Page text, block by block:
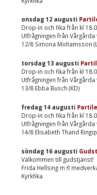
onsdag 12 augusti
Drop-in och fika från kl
Utfrågningen från
12/8 Simona Mohamsson
torsdag 13 augusti
Drop-in och fika från kl
Utfrågningen från
13/8 Ebba Busch (KD)
fredag 14 augusti
Drop-in och fika från kl
Utfrågningen från
14/8 Elisabeth Thand
söndag 16 augusti
Välkommen till gudstjänst!
Frida Hellsing m fl
Kyrkfika